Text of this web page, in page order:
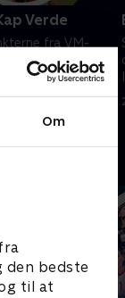
Om
bedste
til at
Verde
fra VM-
Uruguay og
5 min